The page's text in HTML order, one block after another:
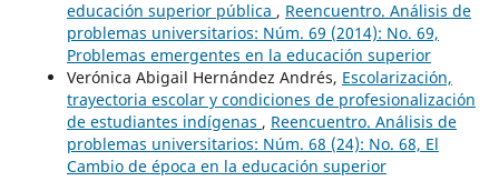
educación superior pública , Reencuentro. Análisis de
problemas universitarios: Núm. 69 (2014): No. 69,
Problemas emergentes en la educación superior
Verónica Abigail Hernández Andrés, Escolarización,
trayectoria escolar y condiciones de profesionalización
de estudiantes indígenas , Reencuentro. Análisis de
problemas universitarios: Núm. 68 (24): No. 68, El
Cambio de época en la educación superior